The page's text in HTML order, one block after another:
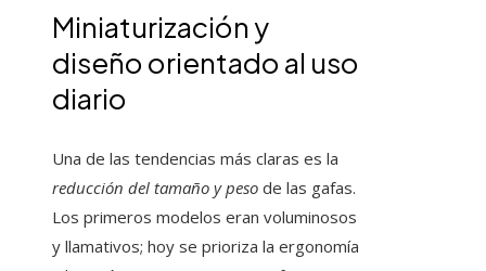
Miniaturización y
diseño orientado al uso
diario
Una de las tendencias más claras es la
reducción del tamaño y peso de las gafas.
Los primeros modelos eran voluminosos
y llamativos; hoy se prioriza la ergonomía